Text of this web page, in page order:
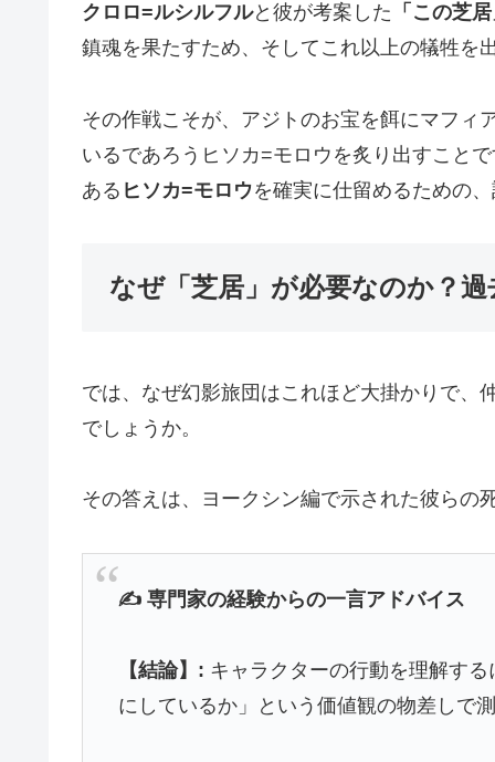
クロロ=ルシルフルと彼が考案した 「この芝
鎮魂を果たすため、そしてこれ以上の犠牲を
その作戦こそが、アジトのお宝を餌にマフィ
いるであろうヒソカ=モロウを炙り出すこと
ある ヒソカ=モロウを確実に仕留めるための
なぜ「芝居」が必要なのか？
では、なぜ幻影旅団はこれほど大掛かりで、
でしょうか。
その答えは、ヨークシン編で示された彼らの
✍️ 専門家の経験からの一言アドバイス
【結論】: キャラクターの行動を理解す
にしているか」という価値観の物差しで